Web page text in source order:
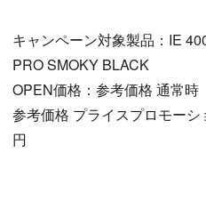
キャンペーン対象製品：IE
PRO SMOKY BLACK
OPEN価格：参考価格 通常時
参考価格 プライスプロモー
円